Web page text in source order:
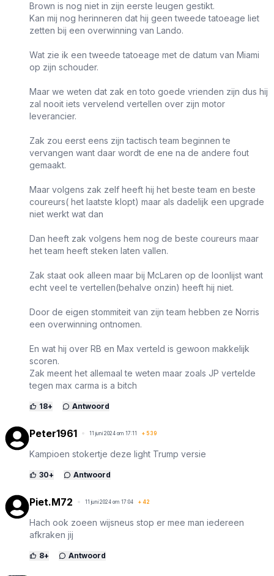
Brown is nog niet in zijn eerste leugen gestikt.
Kan mij nog herinneren dat hij geen tweede tatoeage liet
zetten bij een overwinning van Lando.
Wat zie ik een tweede tatoeage met de datum van Miami
op zijn schouder.
Maar we weten dat zak en toto goede vrienden zijn dus hij
zal nooit iets vervelend vertellen over zijn motor
leverancier.
Zak zou eerst eens zijn tactisch team beginnen te
vervangen want daar wordt de ene na de andere fout
gemaakt.
Maar volgens zak zelf heeft hij het beste team en beste
coureurs( het laatste klopt) maar als dadelijk een upgrade
niet werkt wat dan
Dan heeft zak volgens hem nog de beste coureurs maar
het team heeft steken laten vallen.
Zak staat ook alleen maar bij McLaren op de loonlijst want
echt veel te vertellen(behalve onzin) heeft hij niet.
Door de eigen stommiteit van zijn team hebben ze Norris
een overwinning ontnomen.
En wat hij over RB en Max verteld is gewoon makkelijk
scoren.
Zak meent het allemaal te weten maar zoals JP vertelde
tegen max carma is a bitch
18+ Antwoord
Peter1961 11 juni 2024 om 17:11 + 539
Kampioen stokertje deze light Trump versie
30+ Antwoord
Piet.M72 11 juni 2024 om 17:04 + 42
Hach ook zoeen wijsneus stop er mee man iedereen
afkraken jij
8+ Antwoord